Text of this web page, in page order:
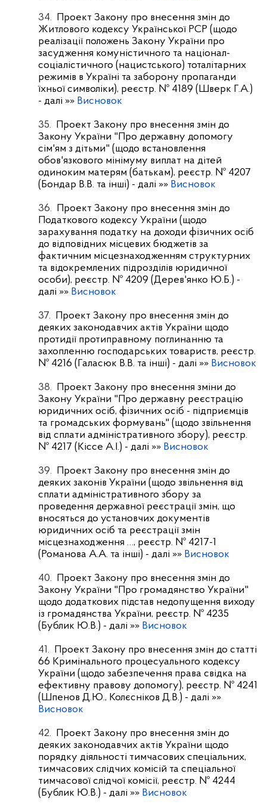
34.
Проект Закону про внесення змін до
Житлового кодексу Української РСР (щодо
реалізації положень Закону України про
засудження комуністичного та націонал-
соціалістичного (нацистського) тоталітарних
режимів в Україні та заборону пропаганди
їхньої символіки), реєстр. № 4189 (Шверк Г.А.)
- далі »» Висновок
35.
Проект Закону про внесення змін до
Закону України "Про державну допомогу
сім'ям з дітьми" (щодо встановлення
обов'язкового мінімуму виплат на дітей
одиноким матерям (батькам), реєстр. № 4207
(Бондар В.В. та інші) - далі »» Висновок
36.
Проект Закону про внесення змін до
Податкового кодексу України (щодо
зарахування податку на доходи фізичних осіб
до відповідних місцевих бюджетів за
фактичним місцезнаходженням структурних
та відокремлених підрозділів юридичної
особи), реєстр. № 4209 (Дерев'янко Ю.Б.) -
далі »» Висновок
37.
Проект Закону про внесення змін до
деяких законодавчих актів України щодо
протидії протиправному поглинанню та
захопленню господарських товариств, реєстр.
№ 4216 (Галасюк В.В. та інші) - далі »» Висновок
38.
Проект Закону про внесення зміни до
Закону України "Про державну реєстрацію
юридичних осіб, фізичних осіб - підприємців
та громадських формувань" (щодо звільнення
від сплати адміністративного збору), реєстр.
№ 4217 (Кіссе А.І.) - далі »» Висновок
39.
Проект Закону про внесення змін до
деяких законів України (щодо звільнення від
сплати адміністративного збору за
проведення державної реєстрації змін, що
вносяться до установчих документів
юридичних осіб та реєстрації змін
місцезнаходження …, реєстр. № 4217-1
(Романова А.А. та інші) - далі »» Висновок
40.
Проект Закону про внесення змін до
Закону України "Про громадянство України"
щодо додаткових підстав недопущення виходу
із громадянства України, реєстр. № 4235
(Бублик Ю.В.) - далі »» Висновок
41.
Проект Закону про внесення змін до статті
66 Кримінального процесуального кодексу
України (щодо забезпечення права свідка на
ефективну правову допомогу), реєстр. № 4241
(Шпенов Д.Ю., Колєсніков Д.В.) - далі »»
Висновок
42.
Проект Закону про внесення змін до
деяких законодавчих актів України щодо
порядку діяльності тимчасових спеціальних,
тимчасових слідчих комісій та спеціальної
тимчасової слідчої комісії, реєстр. № 4244
(Бублик Ю.В.) - далі »» Висновок